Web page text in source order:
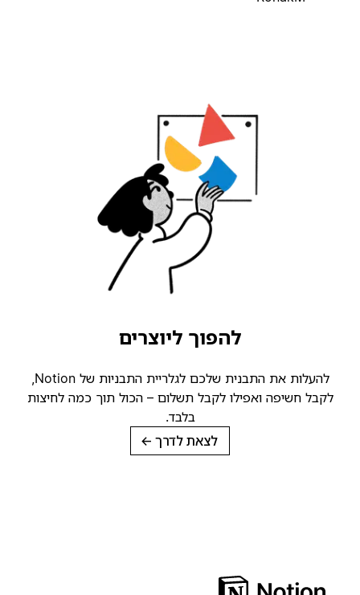
להפוך ליוצרים
להעלות את התבנית שלכם לגלריית התבניות של Notion,
לקבל חשיפה ואפילו לקבל תשלום – הכול תוך כמה לחיצות
בלבד.
לצאת לדרך→